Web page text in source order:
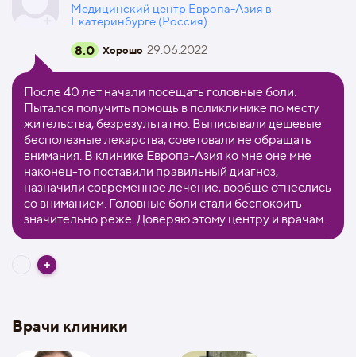
Медицинский центр Европа-Азия в
Екатеринбурге (Россия)
8.0 Хорошо 29.06.2022
После 40 лет начали посещать головные боли.
Пытался получить помощь в поликлинике по месту
жительства, безрезультатно. Выписывали дешевые
бесполезные лекарства, советовали не обращать
внимания. В клинике Европа-Азия ко мне оне мне
наконец-то поставили правильный диагноз,
назначили современное лечение, вообще отнеслись
со вниманием. Головные боли стали беспокоить
значительно реже. Доверяю этому центру и врачам.
Врачи клиники